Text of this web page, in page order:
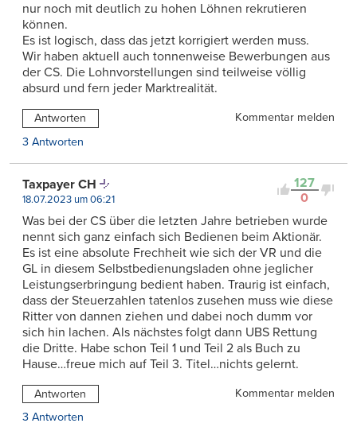
nur noch mit deutlich zu hohen Löhnen rekrutieren
können.
Es ist logisch, dass das jetzt korrigiert werden muss.
Wir haben aktuell auch tonnenweise Bewerbungen aus
der CS. Die Lohnvorstellungen sind teilweise völlig
absurd und fern jeder Marktrealität.
Antworten
Kommentar melden
3 Antworten
127
0
Taxpayer CH
18.07.2023 um 06:21
Was bei der CS über die letzten Jahre betrieben wurde
nennt sich ganz einfach sich Bedienen beim Aktionär.
Es ist eine absolute Frechheit wie sich der VR und die
GL in diesem Selbstbedienungsladen ohne jeglicher
Leistungserbringung bedient haben. Traurig ist einfach,
dass der Steuerzahlen tatenlos zusehen muss wie diese
Ritter von dannen ziehen und dabei noch dumm vor
sich hin lachen. Als nächstes folgt dann UBS Rettung
die Dritte. Habe schon Teil 1 und Teil 2 als Buch zu
Hause…freue mich auf Teil 3. Titel…nichts gelernt.
Antworten
Kommentar melden
3 Antworten